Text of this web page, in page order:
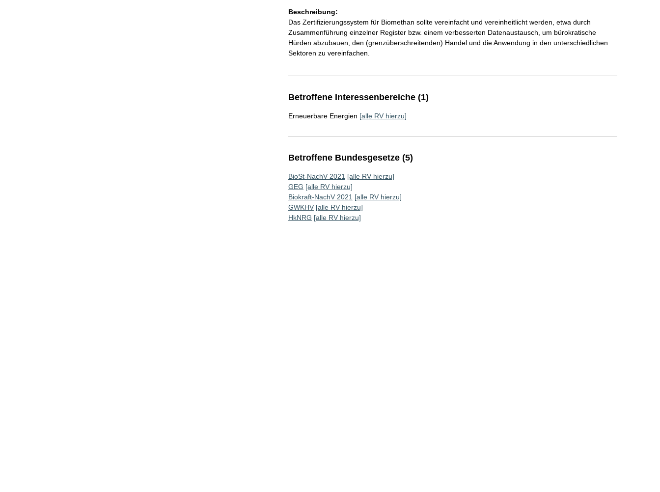
Beschreibung:
Das Zertifizierungssystem für Biomethan sollte vereinfacht und vereinheitlicht werden, etwa durch
Zusammenführung einzelner Register bzw. einem verbesserten Datenaustausch, um bürokratische
Hürden abzubauen, den (grenzüberschreitenden) Handel und die Anwendung in den unterschiedlichen
Sektoren zu vereinfachen.
Betroffene Interessenbereiche (1)
Erneuerbare Energien [alle RV hierzu]
Betroffene Bundesgesetze (5)
BioSt-NachV 2021 [alle RV hierzu]
GEG [alle RV hierzu]
Biokraft-NachV 2021 [alle RV hierzu]
GWKHV [alle RV hierzu]
HkNRG [alle RV hierzu]